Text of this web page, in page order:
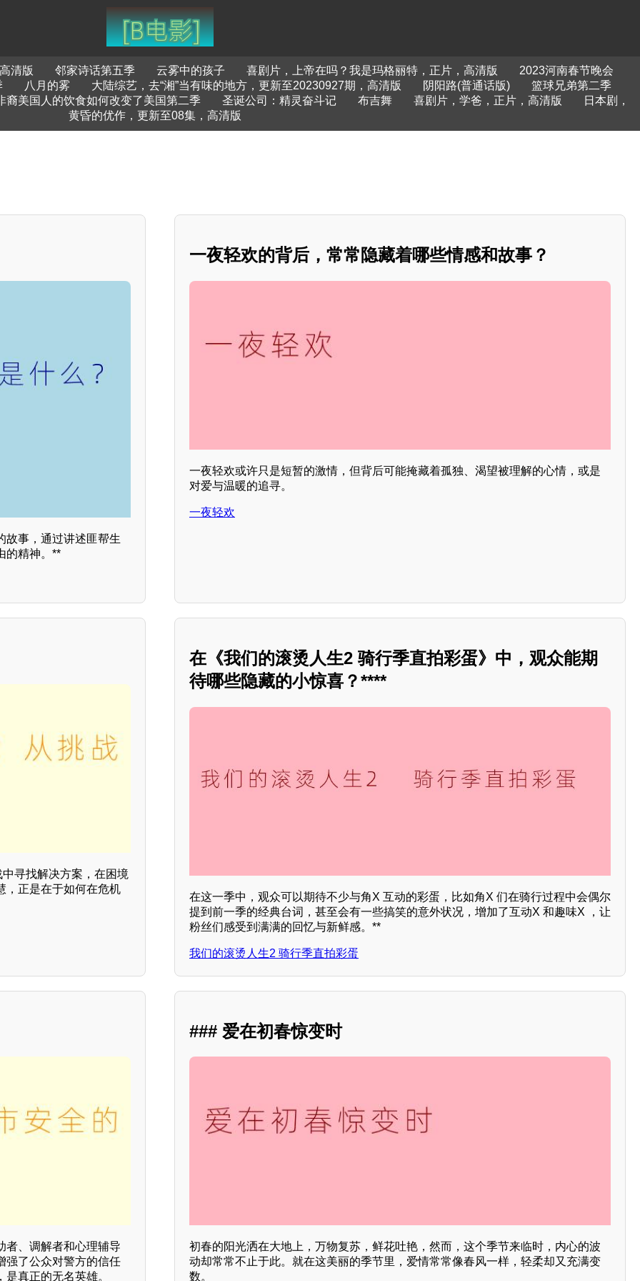
清版 邻家诗话第五季 云雾中的孩子 喜剧片，上帝在吗？我是玛格丽特，正片，高清版
2023河南春节晚会
八月的雾 大陆综艺，去“湘”当有味的地方，更新至20230927期，高清版 阴阳路(普通话版)
篮球兄弟第二季
裔美国人的饮食如何改变了美国第二季
圣诞公司：精灵奋斗记 布吉舞 喜剧片，学爸，正片，高清版
日本剧，
黄昏的优作，更新至08集，高清版
故事，通过讲述匪帮生
的精神。**
一夜轻欢的背后，常常隐藏着哪些情感和故事？
一夜轻欢或许只是短暂的激情，但背后可能掩藏着孤独、渴望被理解的心情，或是
对爱与温暖的追寻。
一夜轻欢
寻找解决方案，在困境
，正是在于如何在危机
在《我们的滚烫人生2 骑行季直拍彩蛋》中，观众能期
待哪些隐藏的小惊喜？****
在这一季中，观众可以期待不少与角X 互动的彩蛋，比如角X 们在骑行过程中会偶尔
提到前一季的经典台词，甚至会有一些搞笑的意外状况，增加了互动X 和趣味X ，让
粉丝们感受到满满的回忆与新鲜感。**
我们的滚烫人生2 骑行季直拍彩蛋
者、调解者和心理辅导
强了公众对警方的信任
真正的无名英雄。
### 爱在初春惊变时
初春的阳光洒在大地上，万物复苏，鲜花吐艳，然而，这个季节来临时，内心的波
动却常常不止于此。就在这美丽的季节里，爱情常常像春风一样，轻柔却又充满变
数。